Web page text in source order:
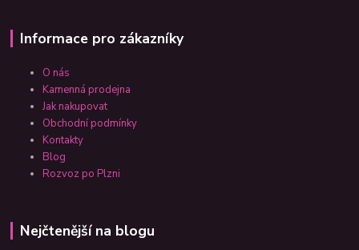
Informace pro zákazníky
O nás
Kamenná prodejna
Jak nakupovat
Obchodní podmínky
Kontakty
Blog
Rozvoz po Plzni
Nejčtenější na blogu